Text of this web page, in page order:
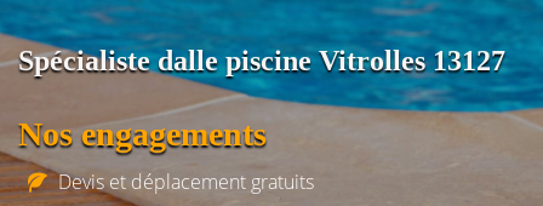
Spécialiste dalle piscine Vitrolles 13127
Nos engagements
Devis et déplacement gratuits